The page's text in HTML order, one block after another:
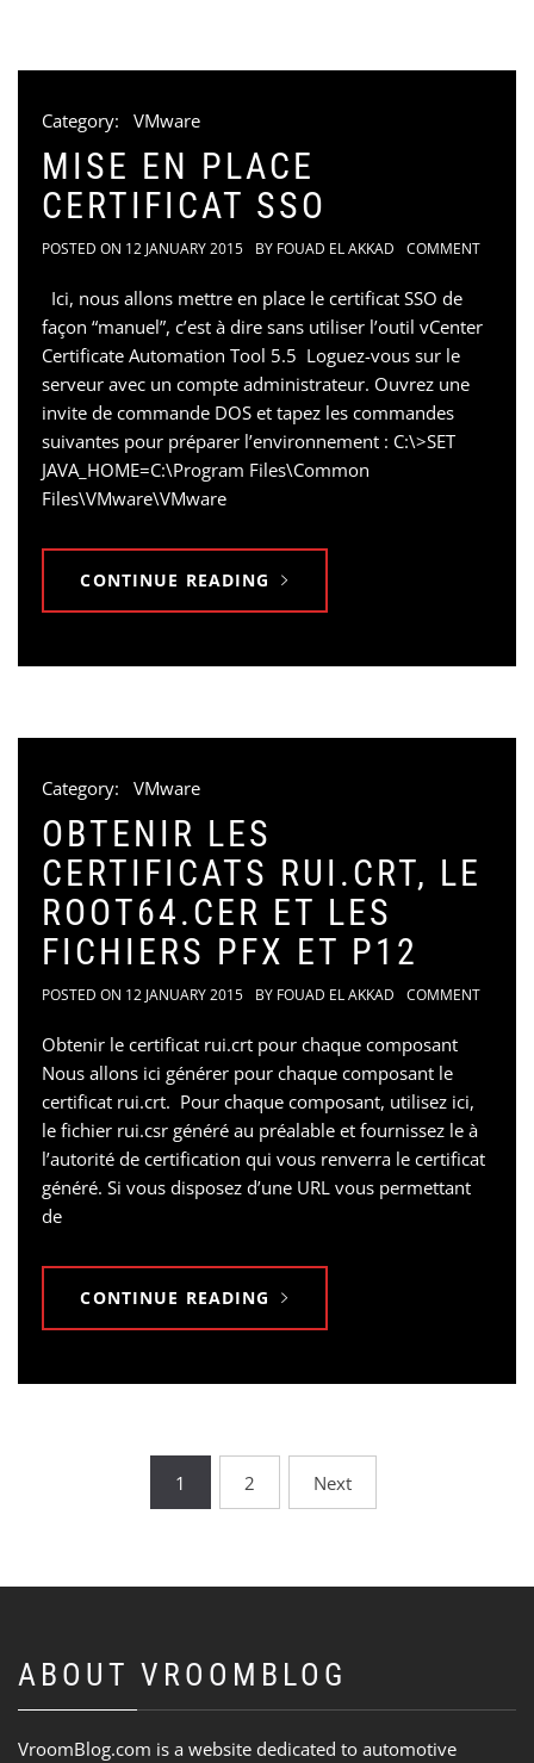
Category: VMware
MISE EN PLACE
CERTIFICAT SSO
POSTED ON 12 JANUARY 2015 BY FOUAD EL AKKAD COMMENT
Ici, nous allons mettre en place le certificat SSO de
façon “manuel”, c’est à dire sans utiliser l’outil vCenter
Certificate Automation Tool 5.5 Loguez-vous sur le
serveur avec un compte administrateur. Ouvrez une
invite de commande DOS et tapez les commandes
suivantes pour préparer l’environnement : C:\>SET
JAVA_HOME=C:\Program Files\Common
Files\VMware\VMware
CONTINUE READING
Category: VMware
OBTENIR LES
CERTIFICATS RUI.CRT, LE
ROOT64.CER ET LES
FICHIERS PFX ET P12
POSTED ON 12 JANUARY 2015 BY FOUAD EL AKKAD COMMENT
Obtenir le certificat rui.crt pour chaque composant
Nous allons ici générer pour chaque composant le
certificat rui.crt. Pour chaque composant, utilisez ici,
le fichier rui.csr généré au préalable et fournissez le à
l’autorité de certification qui vous renverra le certificat
généré. Si vous disposez d’une URL vous permettant
de
CONTINUE READING
pagination
1 2 Next
ABOUT VROOMBLOG
VroomBlog.com is a website dedicated to automotive